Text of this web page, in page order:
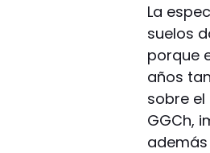
La
suelos
porque
años
sobre el
GGCh,